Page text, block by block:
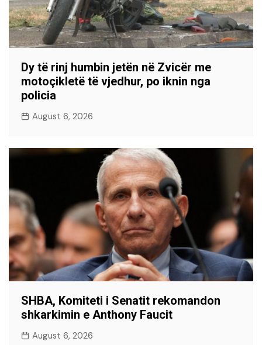
Dy të rinj humbin jetën në Zvicër me
motoçikletë të vjedhur, po iknin nga
policia
August 6, 2026
SHBA, Komiteti i Senatit rekomandon
shkarkimin e Anthony Faucit
August 6, 2026